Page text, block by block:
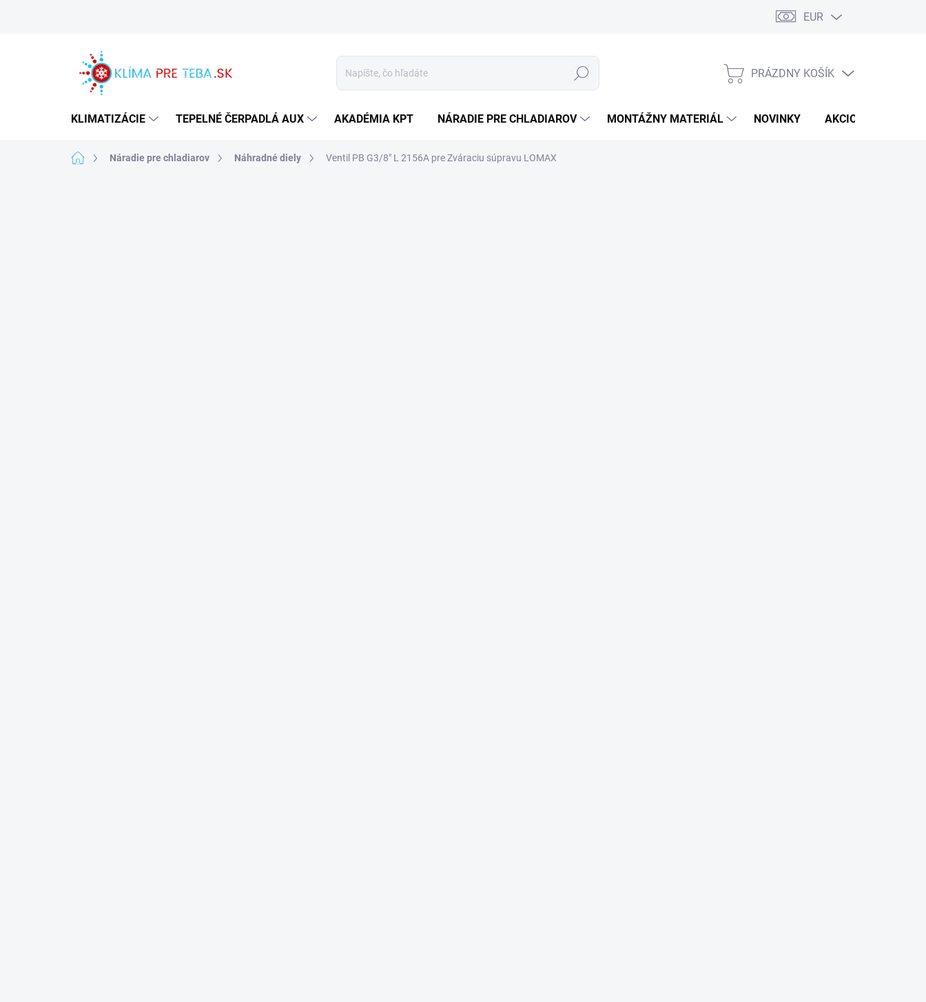
EUR
Hľadať
NÁKUPNÝ
PRÁZDNY KOŠÍK
KLIMATIZÁCIE TEPELNÉ ČERPADLÁ AUX AKADÉMIA KPT NÁRADIE PRE CHLADIAROV MONTÁŽNY MATERIÁL NOVINKY AKCIOVÁ PONUKA
DomovNáradie pre chladiarov Náhradné diely Ventil PB G3/8" L 2156A pre Zváraciu súpravu LOMAX